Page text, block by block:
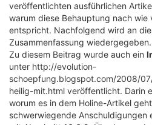
veröffentlichten ausführlichen
warum diese Behauptung nach wie
entspricht. Nachfolgend wird an
Zusammenfassung wiedergegeben.
Zu diesem Beitrag wurde auch ein
unter http://evolution-
schoepfung.blogspot.com/2008/
heilig-mit.html veröffentlicht. Darin
worum es in dem Holine-Artikel
schwerwiegende Anschuldigungen